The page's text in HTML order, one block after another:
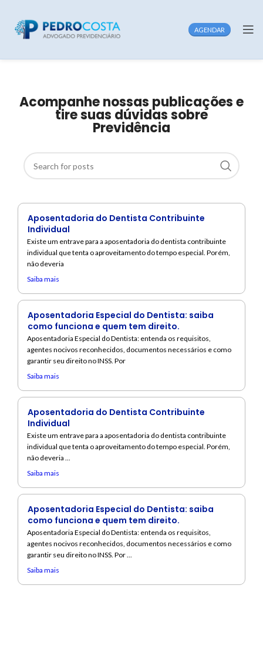
AGENDAR
Acompanhe nossas publicações e
tire suas dúvidas sobre
Previdência
Aposentadoria do Dentista Contribuinte
Individual
Existe um entrave para a aposentadoria do dentista contribuinte
individual que tenta o aproveitamento do tempo especial. Porém,
não deveria
Saiba mais
Aposentadoria Especial do Dentista: saiba
como funciona e quem tem direito.
Aposentadoria Especial do Dentista: entenda os requisitos,
agentes nocivos reconhecidos, documentos necessários e como
garantir seu direito no INSS. Por
Saiba mais
Aposentadoria do Dentista Contribuinte
Individual
Existe um entrave para a aposentadoria do dentista contribuinte
individual que tenta o aproveitamento do tempo especial. Porém,
não deveria ...
Saiba mais
Aposentadoria Especial do Dentista: saiba
como funciona e quem tem direito.
Aposentadoria Especial do Dentista: entenda os requisitos,
agentes nocivos reconhecidos, documentos necessários e como
garantir seu direito no INSS. Por ...
Saiba mais